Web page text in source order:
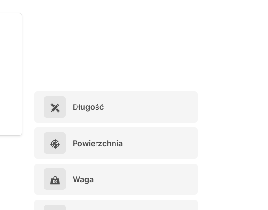
Długość
Powierzchnia
Waga